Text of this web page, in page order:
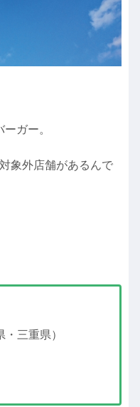
ガー。
象外店舗があるんで
三重県）